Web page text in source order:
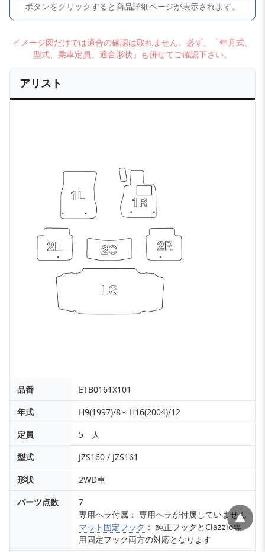
ボタンをクリックすると商品詳細ページが表示されます。
イメージ図だけでは適合の確認は取れません。必ず、「年月式、
型式、乗車定員、適合形状」も併せてご確認下さい。
アリスト
品番
ETB0161X101
年式
H9(1997)/8～H16(2004)/12
定員
5 人
型式
JZS160 / JZS161
形状
2WD車
パーツ点数
7
専用ヘラ付属： 専用ヘラが付属していません
マット固定フック ： 純正フックとClazzio専
用固定フック両方の対応となります
▲